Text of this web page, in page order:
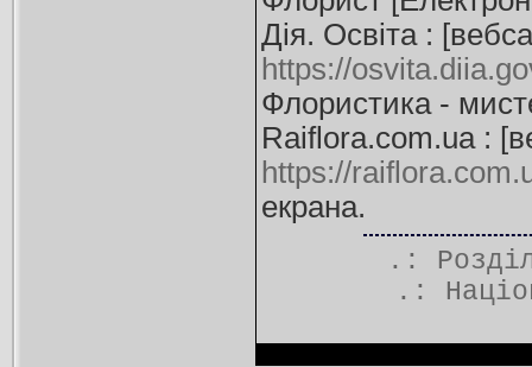
Дія. Освіта :
https://
Флористика -
Raiflora.com.ua :
https://
екрана.
.:
.: